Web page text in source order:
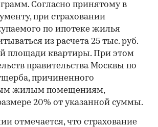
Согласно принятому в
при страховании
по ипотеке жилья
из расчета 25 тыс. руб.
площади квартиры. При этом
правительства Москвы по
причиненного
жилым помещениям,
20% от указанной суммы.
отмечается, что страхование